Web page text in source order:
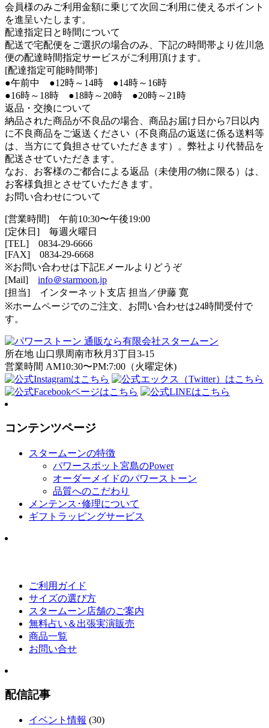
会員様のみご利用金額に乗じて次回ご利用に使えるポイント
を進呈いたします。
配達指定日と時間について
配送で宅配便をご選択の場合のみ、下記の時間帯より佐川急
便の配達時間指定サービスがご利用頂けます。
[配達指定可能時間帯]
●午前中 ●12時～14時 ●14時～16時
●16時～18時 ●18時～20時 ●20時～21時
返品・交換について
納品された商品が不良品の場合、商品お届け日から7日以内
に不良商品をご返送ください（不良商品の返送に係る送料等
は、当方にて負担させていただきます）。弊社より代替品を
配送させていただきます。
なお、お客様のご都合による返品（未使用の物に限る）は、
お客様負担とさせていただきます。
お問い合わせについて
[営業時間] 午前10:30〜午後19:00
[定休日] 毎週火曜日
[TEL] 0834-29-6666
[FAX] 0834-29-6668
※お問い合わせは下記Eメールよりどうぞ
[Mail] info＠starmoon.jp
[担当] インターネット支店 担当／伊藤 寛
※ホームページでのご注文、お問い合わせは24時間受付で
す。
所在地 山口県周南市秋月3丁目3-15
営業時間 AM10:30〜PM:7:00（火曜定休)
コンテンツページ
スタームーンの特徴
パワースポット宮島のPower
オーダーメイドのパワーストーン
品質へのこだわり
メンテンス･修理について
ギフトラッピングサービス
ご利用ガイド
サイズの選び方
スタームーン店舗のご案内
無料占い＆出張実演販売
商品一覧
お問い合せ
配信記事
イベント情報 (30)